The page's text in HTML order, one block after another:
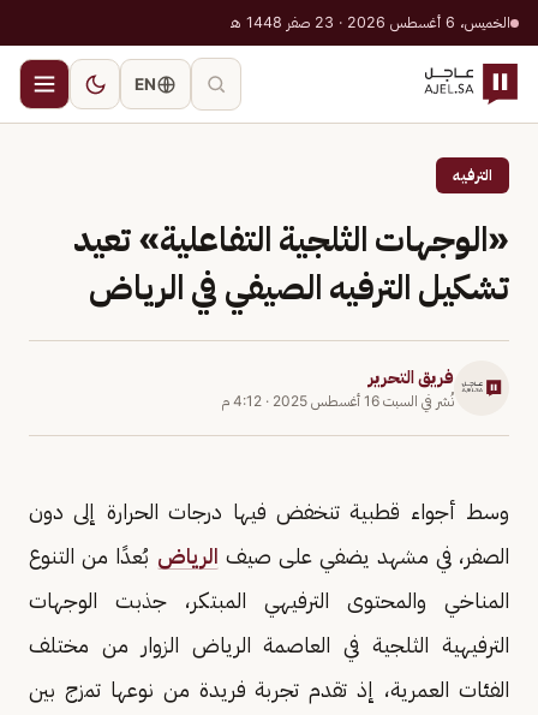
الخميس، 6 أغسطس 2026 · 23 صفر 1448 هـ
EN
الترفيه
«الوجهات الثلجية التفاعلية» تعيد
تشكيل الترفيه الصيفي في الرياض
فريق التحرير
نُشر في السبت 16 أغسطس 2025 · 4:12 م
وسط أجواء قطبية تنخفض فيها درجات الحرارة إلى دون
الصفر، في مشهد يضفي على صيف الرياض بُعدًا من التنوع
المناخي والمحتوى الترفيهي المبتكر، جذبت الوجهات
الترفيهية الثلجية في العاصمة الرياض الزوار من مختلف
الفئات العمرية، إذ تقدم تجربة فريدة من نوعها تمزج بين